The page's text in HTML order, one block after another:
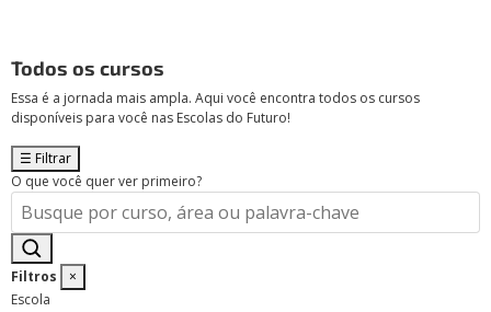
Todos os cursos
Essa é a jornada mais ampla. Aqui você encontra todos os cursos
disponíveis para você nas Escolas do Futuro!
☰ Filtrar
O que você quer ver primeiro?
Filtros
×
Escola